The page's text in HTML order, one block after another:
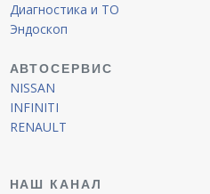
Диагностика и ТО
Эндоскоп
АВТОСЕРВИС
NISSAN
INFINITI
RENAULT
НАШ КАНАЛ